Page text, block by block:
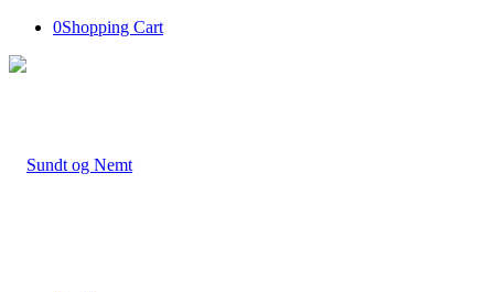
0Shopping Cart